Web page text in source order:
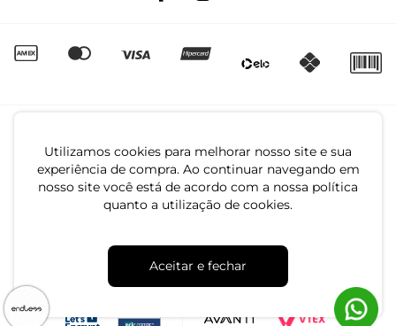
Utilizamos cookies para melhorar nosso site e sua
experiência de compra. Ao continuar navegando em
nosso site você está de acordo com a nossa política
quanto a utilização de cookies.
Aceitar e fechar
Canal de Denúncias | Ética
CNPJ: 79.233.672/0001-05